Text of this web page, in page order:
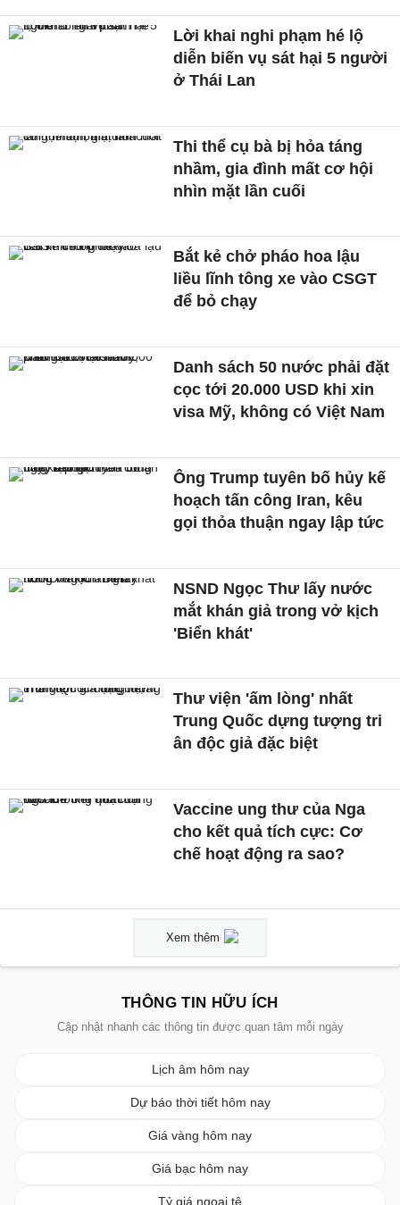
Lời khai nghi phạm hé lộ
diễn biến vụ sát hại 5 người
ở Thái Lan
Thi thể cụ bà bị hỏa táng
nhầm, gia đình mất cơ hội
nhìn mặt lần cuối
Bắt kẻ chở pháo hoa lậu
liều lĩnh tông xe vào CSGT
để bỏ chạy
Danh sách 50 nước phải đặt
cọc tới 20.000 USD khi xin
visa Mỹ, không có Việt Nam
Ông Trump tuyên bố hủy kế
hoạch tấn công Iran, kêu
gọi thỏa thuận ngay lập tức
NSND Ngọc Thư lấy nước
mắt khán giả trong vở kịch
'Biển khát'
Thư viện 'ấm lòng' nhất
Trung Quốc dựng tượng tri
ân độc giả đặc biệt
Vaccine ung thư của Nga
cho kết quả tích cực: Cơ
chế hoạt động ra sao?
Xem thêm
THÔNG TIN HỮU ÍCH
Cập nhật nhanh các thông tin được quan tâm mỗi ngày
Lịch âm hôm nay
Dự báo thời tiết hôm nay
Giá vàng hôm nay
Giá bạc hôm nay
Tỷ giá ngoại tệ